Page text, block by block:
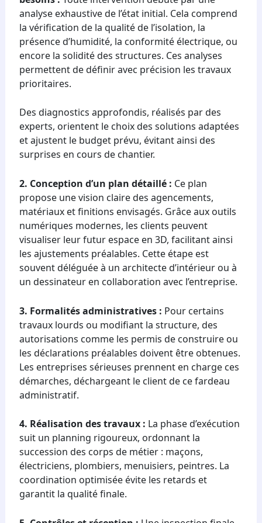
analyse exhaustive de l’état initial. Cela comprend
la vérification de la qualité de l’isolation, la
présence d’humidité, la conformité électrique, ou
encore la solidité des structures. Ces analyses
permettent de définir avec précision les travaux
prioritaires.
Des diagnostics approfondis, réalisés par des
experts, orientent le choix des solutions adaptées
et ajustent le budget prévu, évitant ainsi des
surprises en cours de chantier.
2. Conception d’un plan détaillé : Ce plan
propose une vision claire des agencements,
matériaux et finitions envisagés. Grâce aux outils
numériques modernes, les clients peuvent
visualiser leur futur espace en 3D, facilitant ainsi
les ajustements préalables. Cette étape est
souvent déléguée à un architecte d’intérieur ou à
un dessinateur en collaboration avec l’entreprise.
3. Formalités administratives : Pour certains
travaux lourds ou modifiant la structure, des
autorisations comme les permis de construire ou
les déclarations préalables doivent être obtenues.
Les entreprises sérieuses prennent en charge ces
démarches, déchargeant le client de ce fardeau
administratif.
4. Réalisation des travaux : La phase d’exécution
suit un planning rigoureux, ordonnant la
succession des corps de métier : maçons,
électriciens, plombiers, menuisiers, peintres. La
coordination optimisée évite les retards et
garantit la qualité finale.